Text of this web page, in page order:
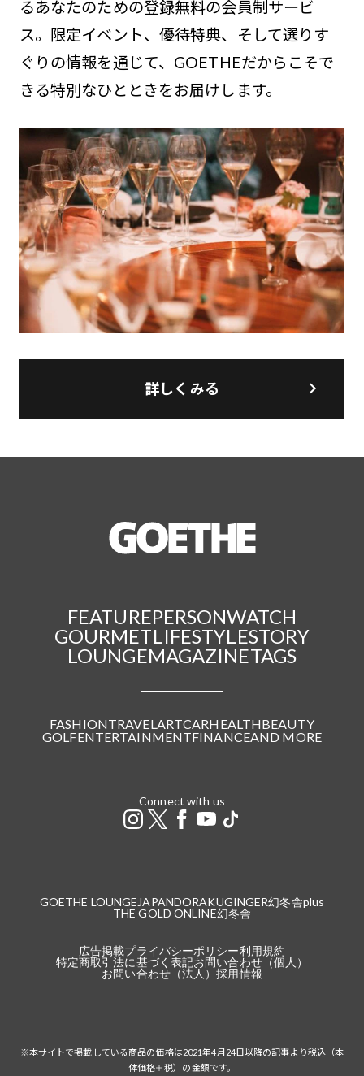
るあなたのための登録無料の会員制サービ
ス。限定イベント、優待特典、そして選りす
ぐりの情報を通じて、GOETHEだからこそで
きる特別なひとときをお届けします。
詳しくみる
FEATUREPERSONWATCH
GOURMETLIFESTYLESTORY
LOUNGEMAGAZINETAGS
FASHIONTRAVELARTCARHEALTHBEAUTY
GOLFENTERTAINMENTFINANCEAND MORE
Connect with us
GOETHE LOUNGE JAPANDORAKUGINGER幻冬舎plus
THE GOLD ONLINE幻冬舎
広告掲載プライバシーポリシー利用規約
特定商取引法に基づく表記お問い合わせ（個人）
お問い合わせ（法人）採用情報
※本サイトで掲載している商品の価格は2021年4月24日以降の記事より税込（本
体価格＋税）の金額です。